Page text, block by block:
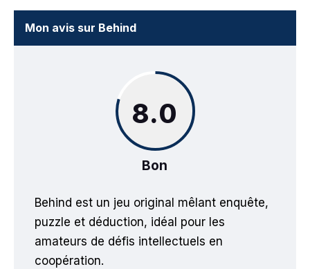
Mon avis sur Behind
8.0
Bon
Behind est un jeu original mêlant enquête,
puzzle et déduction, idéal pour les
amateurs de défis intellectuels en
coopération.